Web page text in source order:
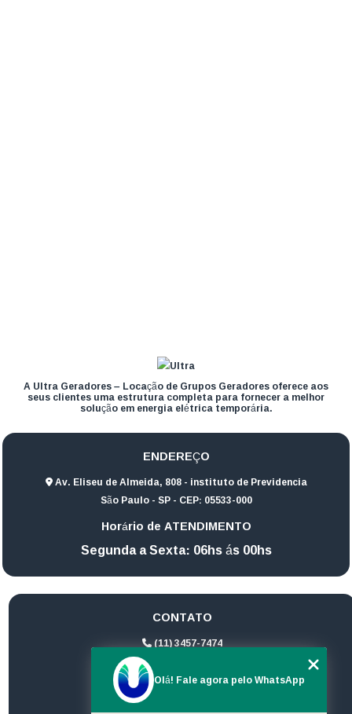
A Ultra Geradores – Locação de Grupos Geradores oferece aos
seus clientes uma estrutura completa para fornecer a melhor
solução em energia elétrica temporária.
ENDEREÇO
Av. Eliseu de Almeida, 808 - instituto de Previdencia
São Paulo - SP - CEP: 05533-000
Horário de ATENDIMENTO
Segunda a Sexta: 06hs ás 00hs
CONTATO
(11) 3457-7474
(11) 94172-1974
contato@ultrageradores.com
Olá! Fale agora pelo WhatsApp